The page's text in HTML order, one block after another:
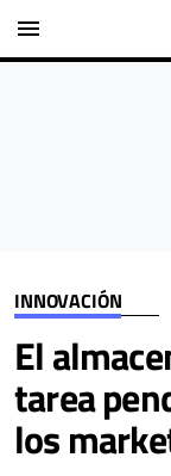
menu
INNOVACIÓN
El
tarea
los